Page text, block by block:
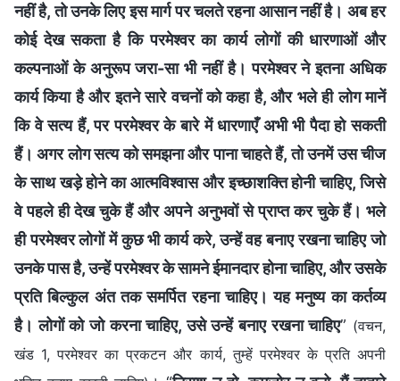
नहीं है, तो उनके लिए इस मार्ग पर चलते रहना आसान नहीं है। अब हर
कोई देख सकता है कि परमेश्वर का कार्य लोगों की धारणाओं और
कल्पनाओं के अनुरूप जरा-सा भी नहीं है। परमेश्वर ने इतना अधिक
कार्य किया है और इतने सारे वचनों को कहा है, और भले ही लोग मानें
कि वे सत्य हैं, पर परमेश्वर के बारे में धारणाएँ अभी भी पैदा हो सकती
हैं। अगर लोग सत्य को समझना और पाना चाहते हैं, तो उनमें उस चीज
के साथ खड़े होने का आत्मविश्वास और इच्छाशक्ति होनी चाहिए, जिसे
वे पहले ही देख चुके हैं और अपने अनुभवों से प्राप्त कर चुके हैं। भले
ही परमेश्वर लोगों में कुछ भी कार्य करे, उन्हें वह बनाए रखना चाहिए जो
उनके पास है, उन्हें परमेश्वर के सामने ईमानदार होना चाहिए, और उसके
प्रति बिल्कुल अंत तक समर्पित रहना चाहिए। यह मनुष्य का कर्तव्य
है। लोगों को जो करना चाहिए, उसे उन्हें बनाए रखना चाहिए” (वचन,
खंड 1, परमेश्वर का प्रकटन और कार्य, तुम्हें परमेश्वर के प्रति अपनी